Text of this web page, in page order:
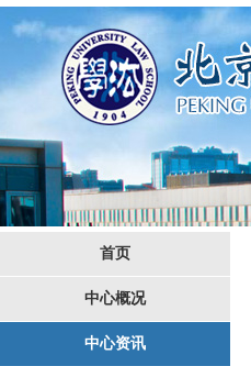
首页
中心概况
中心资讯